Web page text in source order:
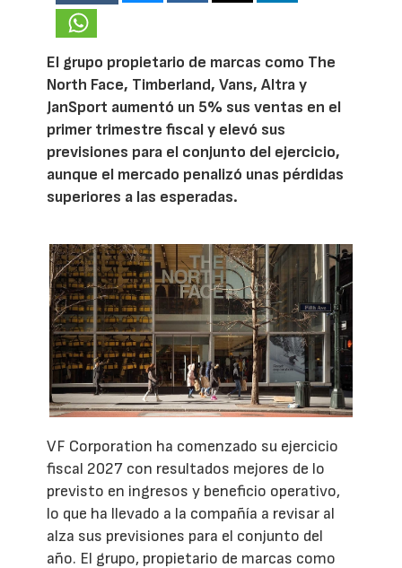
El grupo propietario de marcas como The
North Face, Timberland, Vans, Altra y
JanSport aumentó un 5% sus ventas en el
primer trimestre fiscal y elevó sus
previsiones para el conjunto del ejercicio,
aunque el mercado penalizó unas pérdidas
superiores a las esperadas.
VF Corporation ha comenzado su ejercicio
fiscal 2027 con resultados mejores de lo
previsto en ingresos y beneficio operativo,
lo que ha llevado a la compañía a revisar al
alza sus previsiones para el conjunto del
año. El grupo, propietario de marcas como